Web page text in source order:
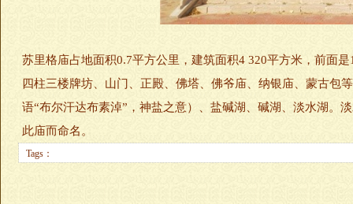
苏里格庙占地面积0.7平方公里，建筑面积4 320平方米，前面
四柱三楼牌坊、山门、正殿、佛塔、佛爷庙、纳银庙、蒙古包
语“布尔汗达布素淖”，神盐之意）、盐碱湖、碱湖、淡水湖。
此庙而命名。
Tags：